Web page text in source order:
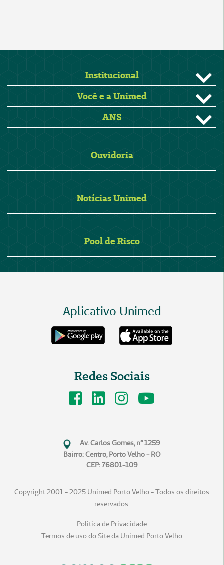
Institucional
Você e a Unimed
ANS
Ouvidoria
Notícias Unimed
Pool de Risco
Aplicativo Unimed
Redes Sociais
Av. Carlos Gomes, n° 1259
Bairro: Centro, Porto Velho - RO
CEP: 76801-109
Copyright 2001 - 2025 Unimed Porto Velho - Todos os direitos
reservados.
Politica de Privacidade
Termos de uso do Site da Unimed Porto Velho